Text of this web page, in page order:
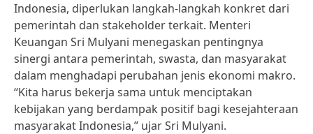
Indonesia, diperlukan langkah-langkah konkret dari
pemerintah dan stakeholder terkait. Menteri
Keuangan Sri Mulyani menegaskan pentingnya
sinergi antara pemerintah, swasta, dan masyarakat
dalam menghadapi perubahan jenis ekonomi makro.
“Kita harus bekerja sama untuk menciptakan
kebijakan yang berdampak positif bagi kesejahteraan
masyarakat Indonesia,” ujar Sri Mulyani.